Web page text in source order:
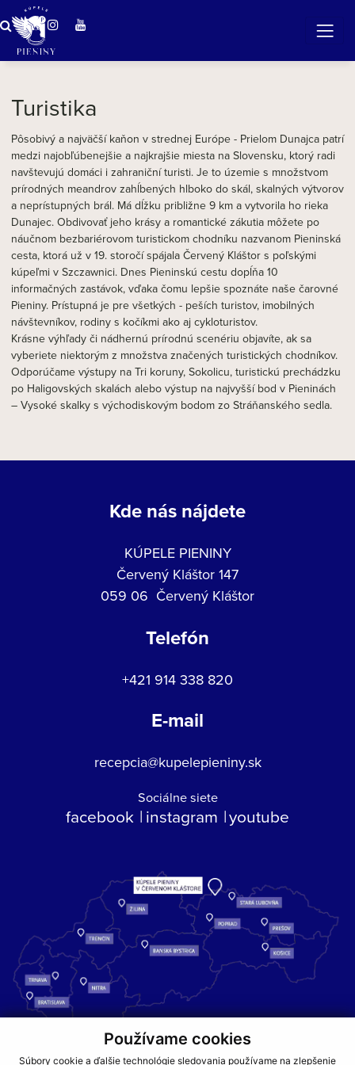
Používame cookies
Súbory cookie a ďalšie technológie sledovania používame na zlepšenie
Turistika
Pôsobivý a najväčší kaňon v strednej Európe - Prielom Dunajca patrí
medzi najobľúbenejšie a najkrajšie miesta na Slovensku, ktorý radi
navštevujú domáci i zahraniční turisti. Je to územie s množstvom
prírodných meandrov zahĺbených hlboko do skál, skalných výtvorov
a neprístupných brál. Má dĺžku približne 9 km a vytvorila ho rieka
Dunajec. Obdivovať jeho krásy a romantické zákutia môžete po
náučnom bezbariérovom turistickom chodníku nazvanom Pieninská
cesta, ktorá už v 19. storočí spájala Červený Kláštor s poľskými
kúpeľmi v Szczawnici. Dnes Pieninskú cestu dopĺňa 10
informačných zastávok, vďaka čomu lepšie spoznáte naše čarovné
Pieniny. Prístupná je pre všetkých - peších turistov, imobilných
návštevníkov, rodiny s kočíkmi ako aj cykloturistov.
Krásne výhľady či nádhernú prírodnú scenériu objavíte, ak sa
vyberiete niektorým z množstva značených turistických chodníkov.
Odporúčame výstupy na Tri koruny, Sokolicu, turistickú prechádzku
po Haligovských skalách alebo výstup na najvyšší bod v Pieninách
– Vysoké skalky s východiskovým bodom zo Stráňanského sedla.
Kde nás nájdete
KÚPELE PIENINY
Červený Kláštor 147
059 06 Červený Kláštor
Telefón
+421 914 338 820
E-mail
recepcia@kupelepieniny.sk
Sociálne siete
facebook instagram youtube
Kúpele Pieniny – miesto, kde sa príroda stretáva s liečivou silou